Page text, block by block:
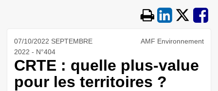
07/10/2022 SEPTEMBRE
2022 - N°404
AMF Environnement
CRTE : quelle plus-value
pour les territoires ?